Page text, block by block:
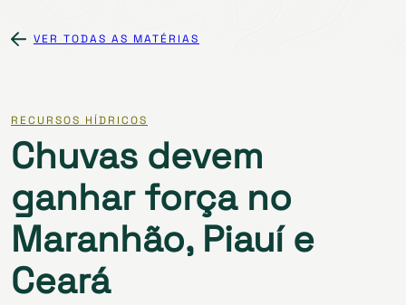
VER TODAS AS MATÉRIAS
RECURSOS HÍDRICOS
Chuvas devem
ganhar força no
Maranhão, Piauí e
Ceará